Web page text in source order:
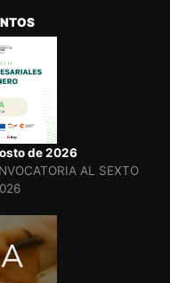
de 2026
AL SEXTO